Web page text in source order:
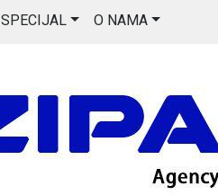
SPECIJAL O NAMA